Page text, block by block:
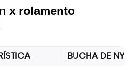
x rolamento
BUCHA DE